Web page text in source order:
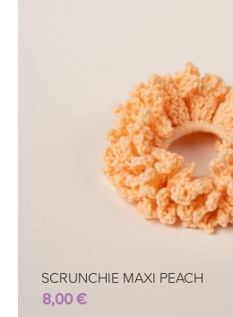
SCRUNCHIE MAXI PEACH
8,00€